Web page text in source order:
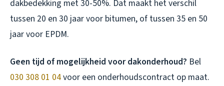
dakbedekking met 30-50%. Dat maakt het verschil
tussen 20 en 30 jaar voor bitumen, of tussen 35 en 50
jaar voor EPDM.
Geen tijd of mogelijkheid voor dakonderhoud? Bel
030 308 01 04voor een onderhoudscontract op maat.